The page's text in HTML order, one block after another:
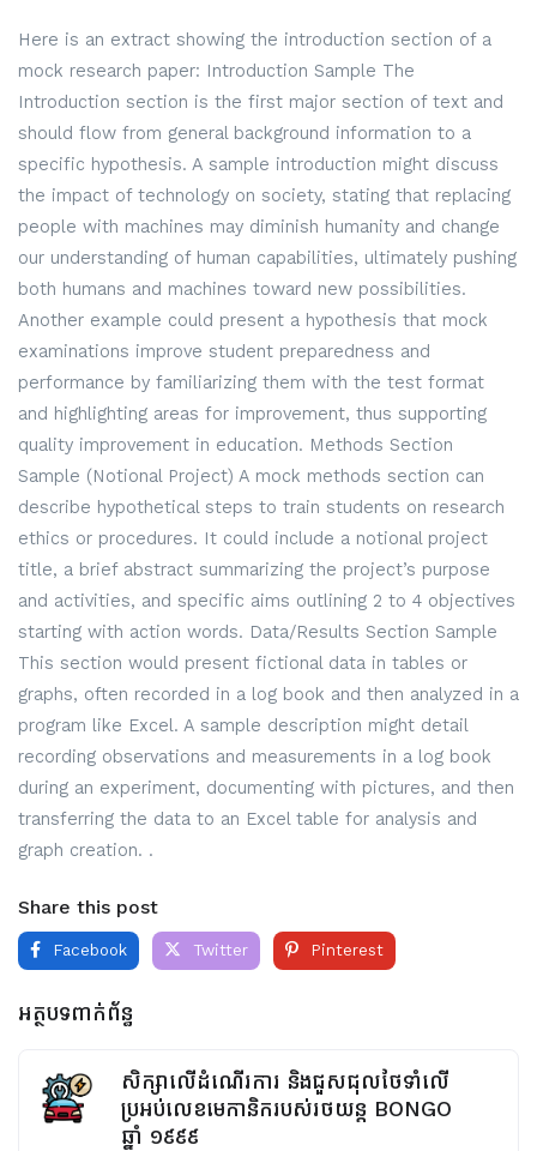
Here is an extract showing the introduction section of a
mock research paper: Introduction Sample The
Introduction section is the first major section of text and
should flow from general background information to a
specific hypothesis. A sample introduction might discuss
the impact of technology on society, stating that replacing
people with machines may diminish humanity and change
our understanding of human capabilities, ultimately pushing
both humans and machines toward new possibilities.
Another example could present a hypothesis that mock
examinations improve student preparedness and
performance by familiarizing them with the test format
and highlighting areas for improvement, thus supporting
quality improvement in education. Methods Section
Sample (Notional Project) A mock methods section can
describe hypothetical steps to train students on research
ethics or procedures. It could include a notional project
title, a brief abstract summarizing the project’s purpose
and activities, and specific aims outlining 2 to 4 objectives
starting with action words. Data/Results Section Sample
This section would present fictional data in tables or
graphs, often recorded in a log book and then analyzed in a
program like Excel. A sample description might detail
recording observations and measurements in a log book
during an experiment, documenting with pictures, and then
transferring the data to an Excel table for analysis and
graph creation. .
Share this post
Facebook Twitter Pinterest
អត្ថបទពាក់ព័ន្ធ
សិក្សាលើដំណើរការ និងជួសជុលថែទាំលើ
ប្រអប់លេខមេកានិករបស់រថយន្ត BONGO
ឆ្នាំ ១៩៩៩